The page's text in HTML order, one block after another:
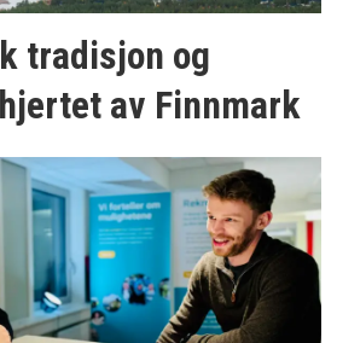
tradisjon og
av Finnmark